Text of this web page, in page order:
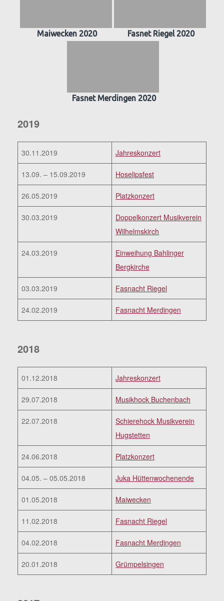
Maiwecken 2020 Fasnet Riegel 2020
Fasnet Merdingen 2020
2019
30.11.2019 Jahreskonzert
13.09. – 15.09.2019 Hoselipsfest
26.05.2019 Platzkonzert
30.03.2019
Doppelkonzert Musikverein
Wilhelmskirch
24.03.2019
Einweihung Bahlinger
Bergkirche
03.03.2019 Fasnacht Riegel
24.02.2019 Fasnacht Merdingen
2018
01.12.2018 Jahreskonzert
29.07.2018 Musikhock Buchenbach
22.07.2018
Schierehock Musikverein
Hugstetten
24.06.2018 Platzkonzert
04.05. – 05.05.2018 Juka Hüttenwochenende
01.05.2018 Maiwecken
11.02.2018 Fasnacht Riegel
04.02.2018 Fasnacht Merdingen
20.01.2018 Grümpelsingen